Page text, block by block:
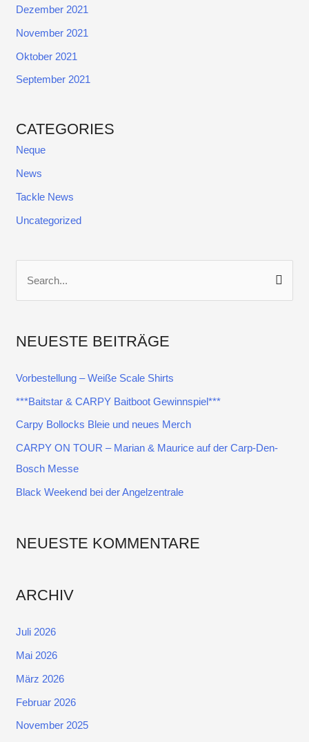
Dezember 2021
November 2021
Oktober 2021
September 2021
CATEGORIES
Neque
News
Tackle News
Uncategorized
u
h
a
c
h
:
NEUESTE BEITRÄGE
Vorbestellung – Weiße Scale Shirts
***Baitstar & CARPY Baitboot Gewinnspiel***
Carpy Bollocks Bleie und neues Merch
CARPY ON TOUR – Marian & Maurice auf der Carp-Den-
Bosch Messe
Black Weekend bei der Angelzentrale
NEUESTE KOMMENTARE
ARCHIV
Juli 2026
Mai 2026
März 2026
Februar 2026
November 2025